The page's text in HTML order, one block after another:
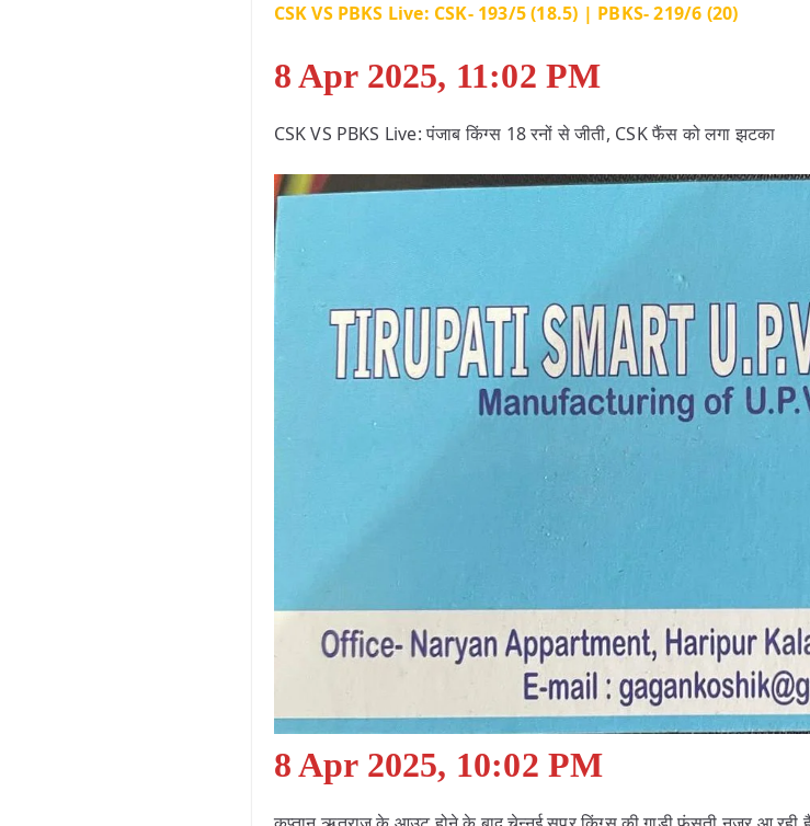
CSK VS PBKS Live: CSK- 193/5 (18.5) | PBKS- 219/6 (20)
8 Apr 2025, 11:02 PM
CSK VS PBKS Live: पंजाब किंग्स 18 रनों से जीती, CSK फैंस को लगा झटका
8 Apr 2025, 10:02 PM